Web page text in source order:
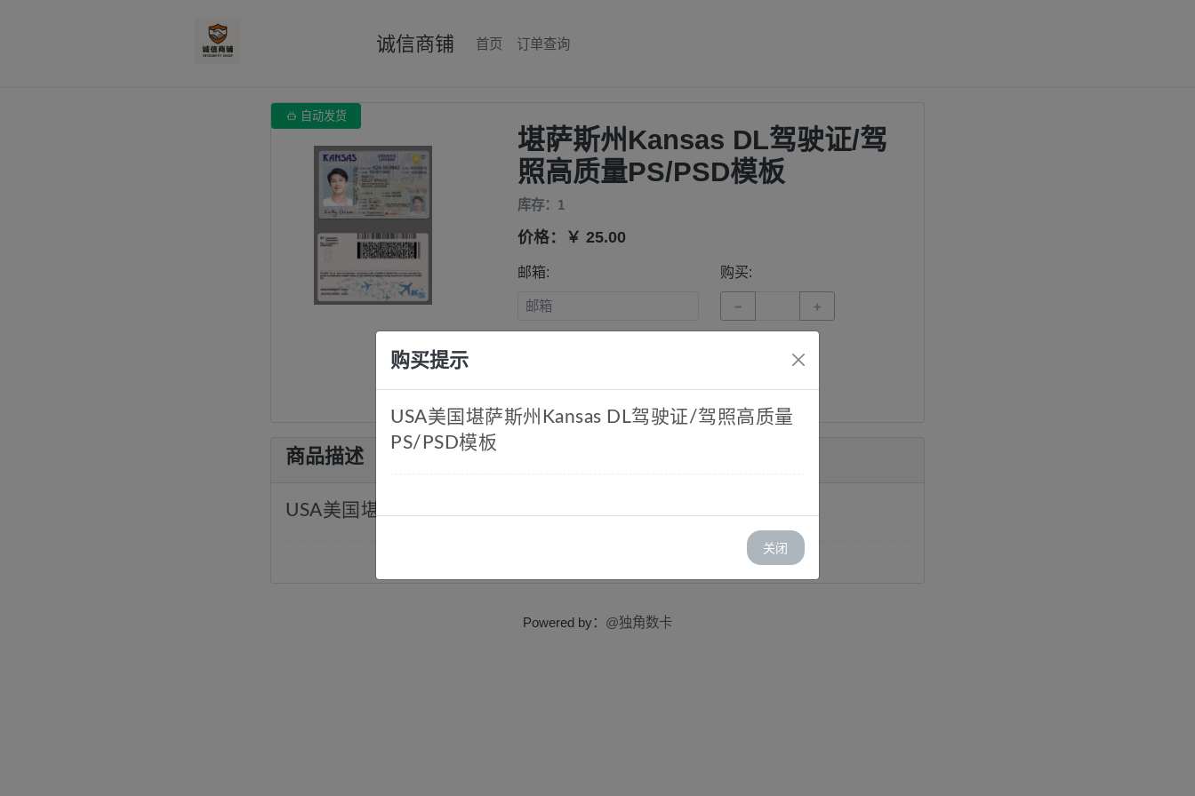
诚信商铺 首页 订单查询
 自动发货
堪萨斯州Kansas DL驾驶证/驾
照高质量PS/PSD模板
库存：1
价格：￥ 25.00
邮箱: 购买:
− +
商品描述
USA美国堪萨斯州Kansas DL驾驶证/驾照高质量PS/PSD模板
购买提示
USA美国堪萨斯州Kansas DL驾驶证/驾照高质量
PS/PSD模板
关闭
Powered by： @独角数卡